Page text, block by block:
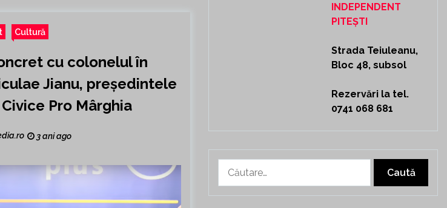
Cultură
cu colonelul în
Jianu, președintele
Pro Mârghia
3 ani ago
INDEPENDENT
PITEȘTI
Strada Teiuleanu,
Bloc 48, subsol
Rezervări la tel.
0741 068 681
după: